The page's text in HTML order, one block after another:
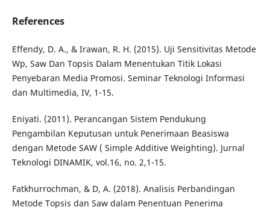
References
Effendy, D. A., & Irawan, R. H. (2015). Uji Sensitivitas Metode
Wp, Saw Dan Topsis Dalam Menentukan Titik Lokasi
Penyebaran Media Promosi. Seminar Teknologi Informasi
dan Multimedia, IV, 1-15.
Eniyati. (2011). Perancangan Sistem Pendukung
Pengambilan Keputusan untuk Penerimaan Beasiswa
dengan Metode SAW ( Simple Additive Weighting). Jurnal
Teknologi DINAMIK, vol.16, no. 2,1-15.
Fatkhurrochman, & D, A. (2018). Analisis Perbandingan
Metode Topsis dan Saw dalam Penentuan Penerima